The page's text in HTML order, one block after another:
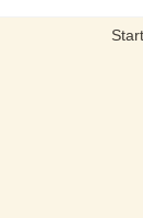
Start